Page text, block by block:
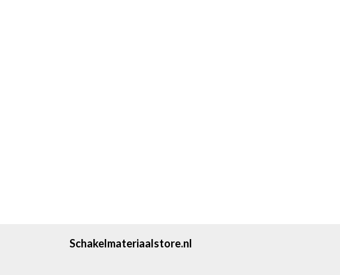
Schakelmateriaalstore.nl